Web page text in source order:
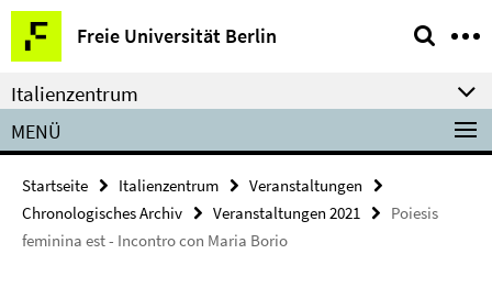
Springe
direkt
zu
Inhalt
Freie Universität Berlin
Service-
Navigation
Italienzentrum
MENÜ
Startseite Italienzentrum
Veranstaltungen
Chronologisches Archiv
Veranstaltungen 2021
Poiesis
feminina est - Incontro con Maria Borio